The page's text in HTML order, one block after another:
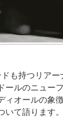
も持つリア
ルのニュー
オールの象
て語ります。